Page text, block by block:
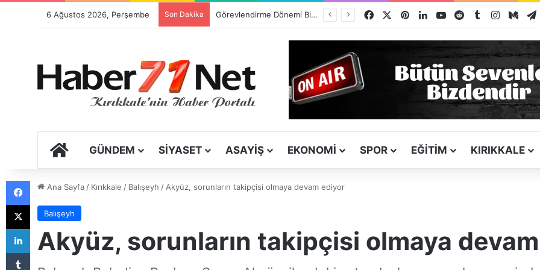
6 Ağustos 2026, Perşembe Son Dakika Kız Kardeşini Öldüren Firari Mandırada Yakalandı Facebook PinterestLinkedInYouTubeRedditTumblrInstagram
ANA SAYFA
GÜNDEM SIYASET ASAYIŞ EKONOMI SPOR EĞITIM KIRIKKALE
Ana Sayfa/ Kırıkkale / Balışeyh /Akyüz, sorunların takipçisi olmaya devam ediyor
Balışeyh
Akyüz, sorunların takipçisi olmaya
Tumblr